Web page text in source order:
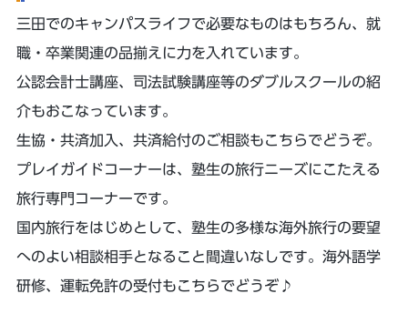
三田でのキャンパスライフで必要なものはもちろん、就
職・卒業関連の品揃えに力を入れています。
公認会計士講座、司法試験講座等のダブルスクールの紹
介もおこなっています。
生協・共済加入、共済給付のご相談もこちらでどうぞ。
プレイガイドコーナーは、塾生の旅行ニーズにこたえる
旅行専門コーナーです。
国内旅行をはじめとして、塾生の多様な海外旅行の要望
へのよい相談相手となること間違いなしです。海外語学
研修、運転免許の受付もこちらでどうぞ♪